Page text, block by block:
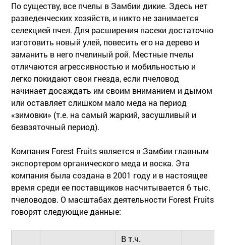
По существу, все пчелы в Замбии дикие. Здесь нет
разведенческих хозяйств, и никто не занимается
селекцией пчел. Для расширения пасеки достаточно
изготовить новый улей, повесить его на дерево и
заманить в него пчелиный рой. Местные пчелы
отличаются агрессивностью и мобильностью и
легко покидают свои гнезда, если пчеловод
начинает досаждать им своим вниманием и дымом
или оставляет слишком мало меда на период
«зимовки» (т.е. на самый жаркий, засушливый и
безвзяточный период).
Компания Forest Fruits является в Замбии главным
экспортером органического меда и воска. Эта
компания была создана в 2001 году и в настоящее
время среди ее поставщиков насчитывается 6 тыс.
пчеловодов. О масштабах деятельности Forest Fruits
говорят следующие данные:
В т.ч.